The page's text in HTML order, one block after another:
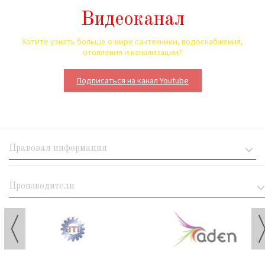
Видеоканал
Хотите узнать больше о мире сантехники, водоснабжения,
отопления и канализации?
Подписаться на канал Youtube
Правовая информация
Производители